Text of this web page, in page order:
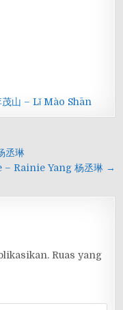
山 – Lǐ Mào Shān
丞琳
Rainie Yang 杨丞琳 →
Ruas yang